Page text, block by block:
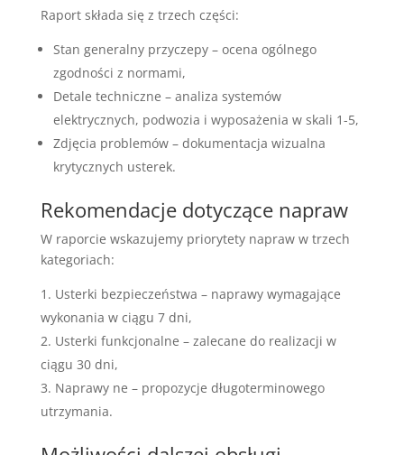
Raport składa się z trzech części:
Stan generalny przyczepy – ocena ogólnego
zgodności z normami,
Detale techniczne – analiza systemów
elektrycznych, podwozia i wyposażenia w skali 1-5,
Zdjęcia problemów – dokumentacja wizualna
krytycznych usterek.
Rekomendacje dotyczące napraw
W raporcie wskazujemy priorytety napraw w trzech
kategoriach:
Usterki bezpieczeństwa – naprawy wymagające
wykonania w ciągu 7 dni,
Usterki funkcjonalne – zalecane do realizacji w
ciągu 30 dni,
Naprawy ne – propozycje długoterminowego
utrzymania.